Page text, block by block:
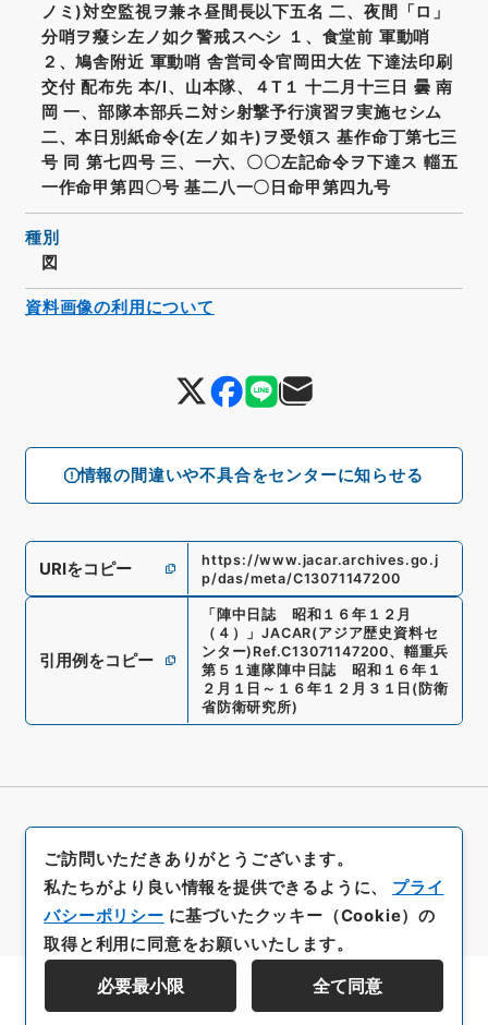
情報の間違いや不具合をセンターに知らせる
ノミ)対空監視ヲ兼ネ昼間長以下五名 二、夜間「ロ」
分哨ヲ癈シ左ノ如ク警戒スヘシ １、食堂前 軍動哨
２、鳩舎附近 軍動哨 舎営司令官岡田大佐 下達法印刷
交付 配布先 本/I、山本隊、４T１ 十二月十三日 曇 南
岡 一、部隊本部兵ニ対シ射撃予行演習ヲ実施セシム
二、本日別紙命令(左ノ如キ)ヲ受領ス 基作命丁第七三
号 同 第七四号 三、一六、〇〇左記命令ヲ下達ス 輜五
一作命甲第四〇号 基二八一〇日命甲第四九号
種別
図
URIをコピー
https://www.jacar.archives.go.j
p/das/meta/C13071147200
引用例をコピー
「陣中日誌 昭和１６年１２月
（４）
」JACAR(アジア歴史資料セ
ンター) Ref.C13071147200、 輜重兵
第５１連隊陣中日誌 昭和１６年１
２月１日～１６年１２月３１日 (防衛
省防衛研究所)
資料画像の利用について
資料群階層を表示する
ご訪問いただきありがとうございます。
私たちがより良い情報を提供できるように、 プライ
バシーポリシー に基づいたクッキー（Cookie）の
取得と利用に同意をお願いいたします。
必要最小限 全て同意